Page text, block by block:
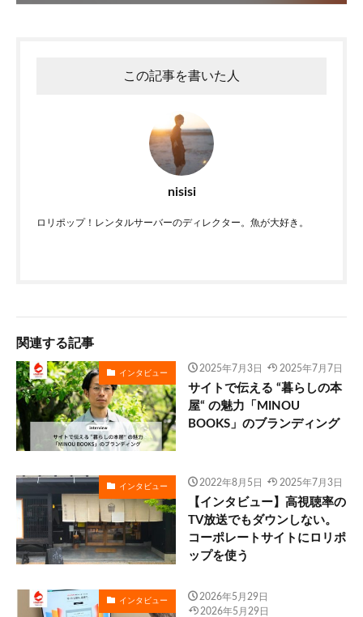
この記事を書いた人
nisisi
ロリポップ！レンタルサーバーのディレクター。魚が大好き。
関連する記事
インタビュー 2025年7月3日 2025年7月7日
サイトで伝える “暮らしの本
屋“ の魅力「MINOU
BOOKS」のブランディング
インタビュー 2022年8月5日 2025年7月3日
【インタビュー】高視聴率の
TV放送でもダウンしない。
コーポレートサイトにロリポ
ップを使う
インタビュー
2026年5月29日
2026年5月29日